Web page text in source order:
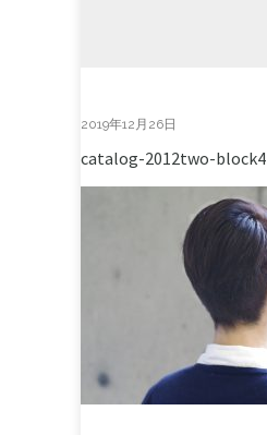
2019年12月26日
catalog-2012two-block4